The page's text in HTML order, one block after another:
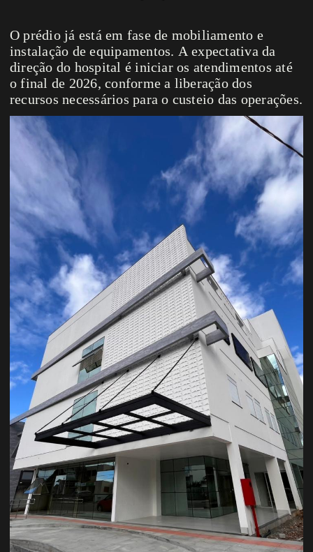
O prédio já está em fase de mobiliamento e
instalação de equipamentos. A expectativa da
direção do hospital é iniciar os atendimentos até
o final de 2026, conforme a liberação dos
recursos necessários para o custeio das operações.